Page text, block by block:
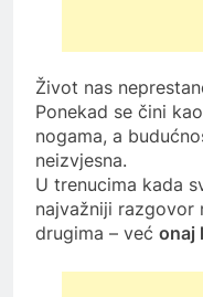
Život nas
Ponekad se čini
nogama, a
neizvjesna.
U trenucima kada
najvažniji razgovor
drugima – već onaj